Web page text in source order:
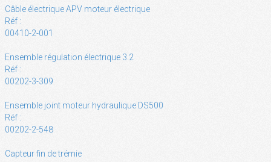
Câble électrique APV moteur électrique
Réf :
00410-2-001
Ensemble régulation électrique 3.2
Réf :
00202-3-309
Ensemble joint moteur hydraulique DS500
Réf :
00202-2-548
Capteur fin de trémie